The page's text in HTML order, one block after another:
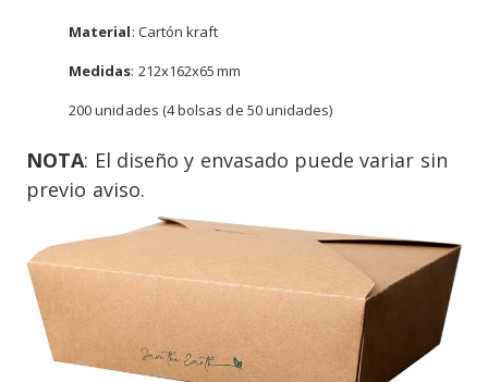
Material: Cartón kraft
Medidas: 212x162x65 mm
200 unidades (4 bolsas de 50 unidades)
NOTA: El diseño y envasado puede variar sin
previo aviso.